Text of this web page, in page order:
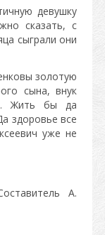
девушку
сказать, с
сыграли они
золотую
сына, внук
Жить бы да
здоровье все
уже не
А.